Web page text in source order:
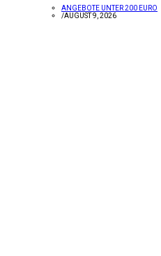
ANGEBOTE UNTER 200 EURO
/AUGUST 9, 2026